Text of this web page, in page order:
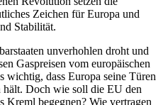
Zeichen für Europa und
Stabilität.
unverhohlen droht und
Gaspreisen vom europäischen
wichtig, dass Europa seine Türen
Doch wie soll die EU den
Kreml begegnen? Wie vertragen